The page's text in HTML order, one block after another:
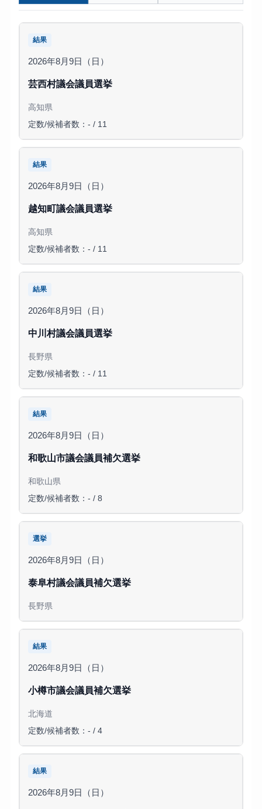
結果
2026年8月9日（日）
芸西村議会議員選挙
高知県
定数/候補者数：- / 11
結果
2026年8月9日（日）
越知町議会議員選挙
高知県
定数/候補者数：- / 11
結果
2026年8月9日（日）
中川村議会議員選挙
長野県
定数/候補者数：- / 11
結果
2026年8月9日（日）
和歌山市議会議員補欠選挙
和歌山県
定数/候補者数：- / 8
選挙
2026年8月9日（日）
泰阜村議会議員補欠選挙
長野県
結果
2026年8月9日（日）
小樽市議会議員補欠選挙
北海道
定数/候補者数：- / 4
結果
2026年8月9日（日）